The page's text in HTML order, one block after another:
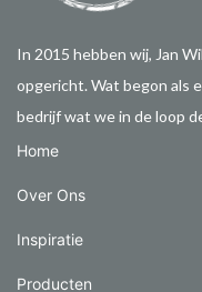
In 2015 hebben wij, Jan
opgericht. Wat begon als
bedrijf wat we in de loop
Home
Over Ons
Inspiratie
Producten